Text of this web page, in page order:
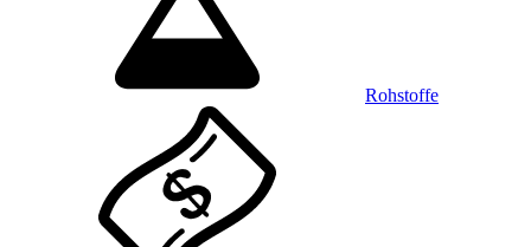
Rohstoffe